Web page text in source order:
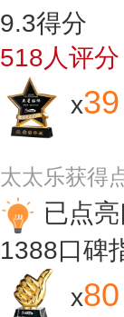
9.3得分
518人评分
x39
太太乐获得
已点
1388口碑
x80